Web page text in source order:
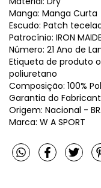
Manga: Manga Curta
Escudo: Patch
Patrocínio: IRON
Número: 21 Ano de
Etiqueta de produto
poliuretano
Composição: 100%
Garantia do
Origem: Nacional -
Marca: W A SPORT